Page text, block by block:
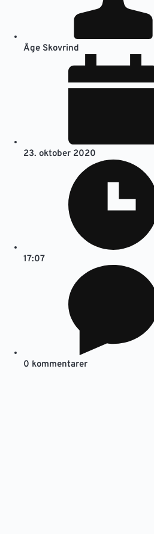
Åge Skovrind
23. oktober 2020
17:07
0 kommentarer